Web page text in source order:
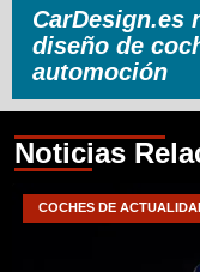
CarDesign.es
diseño de
automoción
Noticias
COCHES DE